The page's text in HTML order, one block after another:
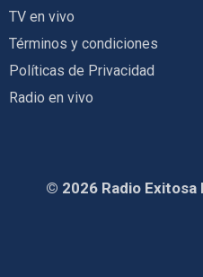
TV en vivo
Términos y condiciones
Políticas de Privacidad
Radio en vivo
© 2026 Radio